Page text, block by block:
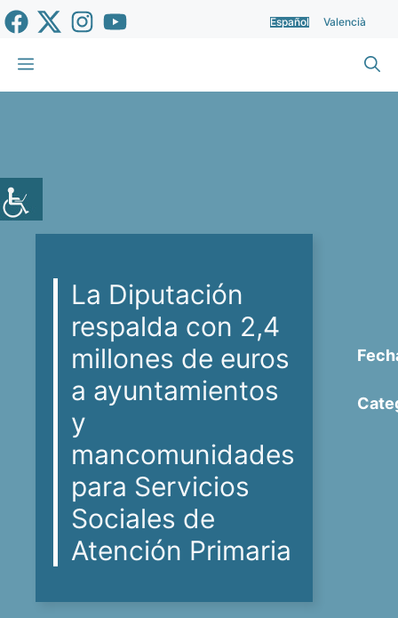
Saltar
al
contenido
Español Valencià
Menú
La Diputación
respalda con 2,4
millones de euros
a ayuntamientos
y
mancomunidades
para Servicios
Sociales de
Atención Primaria